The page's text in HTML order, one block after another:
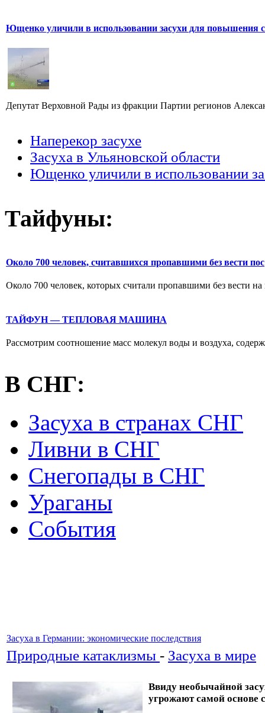
Ющенко уличили в использовании засухи для повышения
Депутат Верховной Рады из фракции Партии регионов
Наперекор засухе
Засуха в Ульяновской области
Ющенко уличили в использовании
Тайфуны:
Около 700 человек, считавшихся пропавшими без вести пос
Около 700 человек, которых считали пропавшими без вести
ТАЙФУН — ТЕПЛОВАЯ МАШИНА
Рассмотрим соотношение масс молекул воды и воздуха,
В СНГ:
Засуха в странах СНГ
Ливни в СНГ
Снегопады в СНГ
Ураганы
События
Засуха в Германии: экономические последствия
Природные катаклизмы - Засуха в мире
Ввиду необычайной
угрожают самой основе